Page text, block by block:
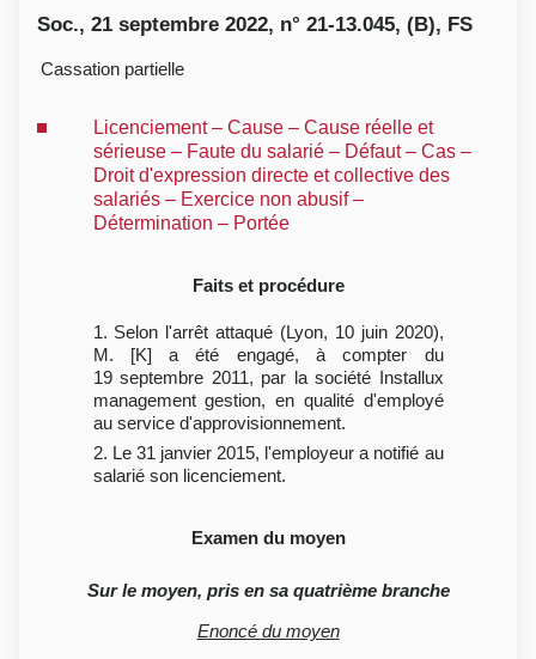
Soc., 21 septembre 2022, n° 21-13.045, (B), FS
Cassation partielle
Licenciement – Cause – Cause réelle et
sérieuse – Faute du salarié – Défaut – Cas –
Droit d'expression directe et collective des
salariés – Exercice non abusif –
Détermination – Portée
Faits et procédure
1. Selon l'arrêt attaqué (Lyon, 10 juin 2020),
M. [K] a été engagé, à compter du
19 septembre 2011, par la société Installux
management gestion, en qualité d'employé
au service d'approvisionnement.
2. Le 31 janvier 2015, l'employeur a notifié au
salarié son licenciement.
Examen du moyen
Sur le moyen, pris en sa quatrième branche
Enoncé du moyen